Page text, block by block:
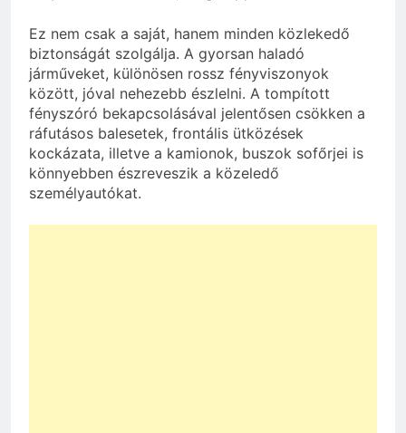
Ez nem csak a saját, hanem minden közlekedő
biztonságát szolgálja. A gyorsan haladó
járműveket, különösen rossz fényviszonyok
között, jóval nehezebb észlelni. A tompított
fényszóró bekapcsolásával jelentősen csökken a
ráfutásos balesetek, frontális ütközések
kockázata, illetve a kamionok, buszok sofőrjei is
könnyebben észreveszik a közeledő
személyautókat.